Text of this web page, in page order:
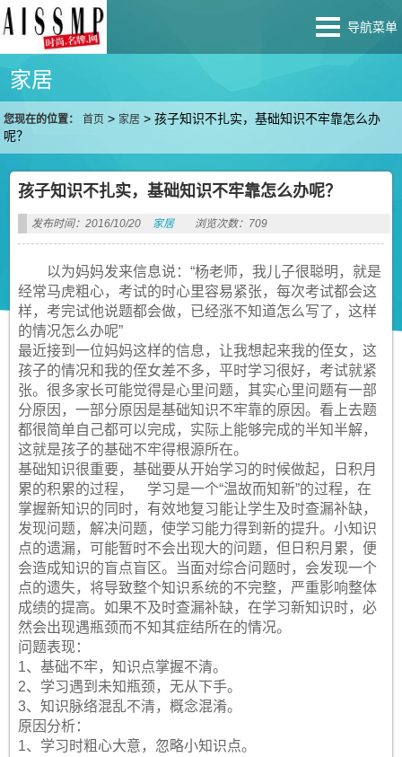
导航菜单
家居
您现在的位置： 首页 > 家居 >孩子知识不扎实，基础知识不牢靠怎么办
呢？
孩子知识不扎实，基础知识不牢靠怎么办呢？
发布时间：2016/10/20 家居 浏览次数：709
以为妈妈发来信息说：“杨老师，我儿子很聪明，就是
经常马虎粗心，考试的时心里容易紧张，每次考试都会这
样，考完试他说题都会做，已经涨不知道怎么写了，这样
的情况怎么办呢”
最近接到一位妈妈这样的信息，让我想起来我的侄女，这
孩子的情况和我的侄女差不多，平时学习很好，考试就紧
张。很多家长可能觉得是心里问题，其实心里问题有一部
分原因，一部分原因是基础知识不牢靠的原因。看上去题
都很简单自己都可以完成，实际上能够完成的半知半解，
这就是孩子的基础不牢得根源所在。
基础知识很重要，基础要从开始学习的时候做起，日积月
累的积累的过程， 学习是一个“温故而知新”的过程，在
掌握新知识的同时，有效地复习能让学生及时查漏补缺，
发现问题，解决问题，使学习能力得到新的提升。小知识
点的遗漏，可能暂时不会出现大的问题，但日积月累，便
会造成知识的盲点盲区。当面对综合问题时，会发现一个
点的遗失，将导致整个知识系统的不完整，严重影响整体
成绩的提高。如果不及时查漏补缺，在学习新知识时，必
然会出现遇瓶颈而不知其症结所在的情况。
问题表现：
1、基础不牢，知识点掌握不清。
2、学习遇到未知瓶颈，无从下手。
3、知识脉络混乱不清，概念混淆。
原因分析：
1、学习时粗心大意，忽略小知识点。